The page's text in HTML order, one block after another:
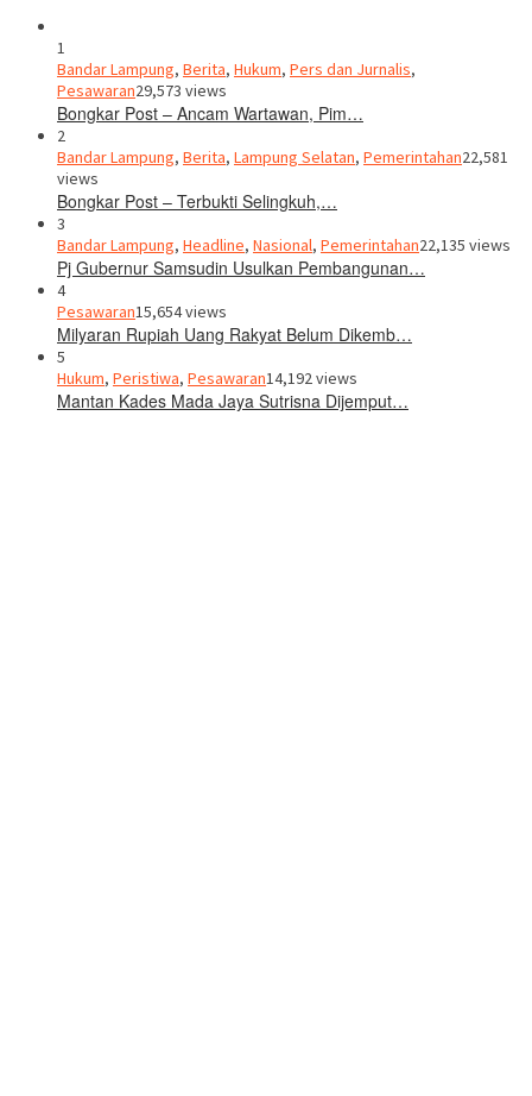
1
Bandar Lampung, Berita, Hukum, Pers dan Jurnalis,
Pesawaran29,573 views
Bongkar Post – Ancam Wartawan, Pim…
2
Bandar Lampung, Berita, Lampung Selatan, Pemerintahan22,581
views
Bongkar Post – Terbukti Selingkuh,…
3
Bandar Lampung, Headline, Nasional, Pemerintahan22,135 views
Pj Gubernur Samsudin Usulkan Pembangunan…
4
Pesawaran15,654 views
Milyaran Rupiah Uang Rakyat Belum Dikemb…
5
Hukum, Peristiwa, Pesawaran14,192 views
Mantan Kades Mada Jaya Sutrisna Dijemput…